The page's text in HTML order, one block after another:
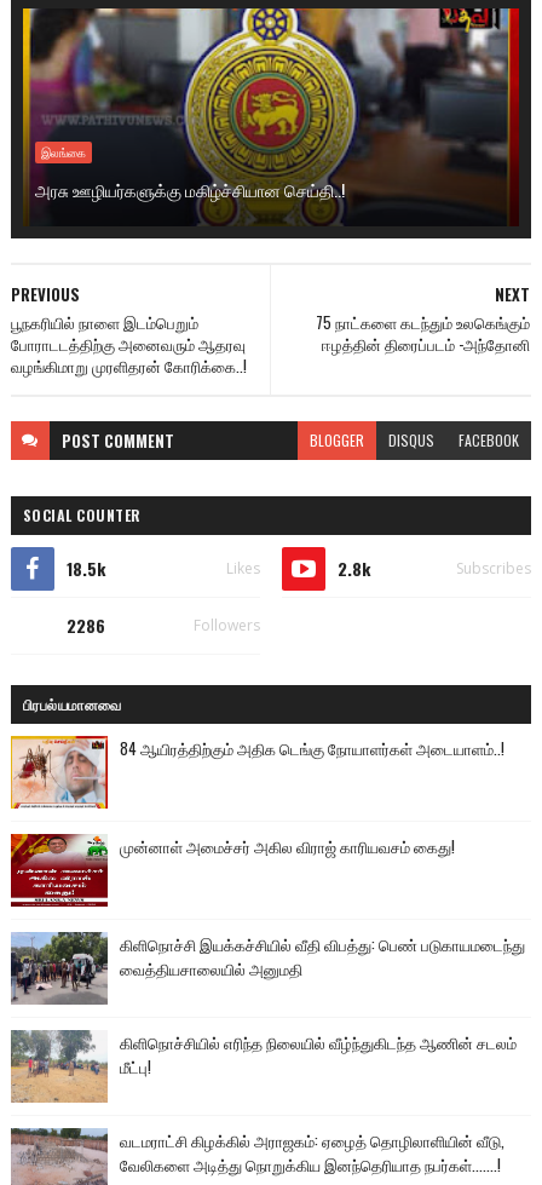
இலங்கை
அரசு ஊழியர்களுக்கு மகிழ்ச்சியான செய்தி..!
NEXT
75 நாட்களை கடந்தும் உலகெங்கும்
ஈழத்தின் திரைப்படம் -அந்தோனி
PREVIOUS
பூநகரியில் நாளை இடம்பெறும்
போராடடத்திற்கு அனைவரும் ஆதரவு
வழங்கிமாறு முரளிதரன் கோரிக்கை..!
POST COMMENT BLOGGER DISQUS FACEBOOK
SOCIAL COUNTER
18.5k Likes 2.8k Subscribes
2286 Followers
பிரபல்யமானவை
84 ஆயிரத்திற்கும் அதிக டெங்கு நோயாளர்கள் அடையாளம்..!
முன்னாள் அமைச்சர் அகில விராஜ் காரியவசம் கைது!
கிளிநொச்சி இயக்கச்சியில் வீதி விபத்து: பெண் படுகாயமடைந்து
வைத்தியசாலையில் அனுமதி
கிளிநொச்சியில் எரிந்த நிலையில் வீழ்ந்துகிடந்த ஆணின் சடலம்
மீட்பு!
வடமராட்சி கிழக்கில் அராஜகம்: ஏழைத் தொழிலாளியின் வீடு,
வேலிகளை அடித்து நொறுக்கிய இனந்தெரியாத நபர்கள்.......!